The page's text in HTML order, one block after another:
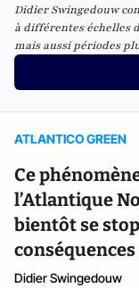
Didier Swingedouw
à différentes échelles
mais aussi périodes
ATLANTICO GREEN
Ce
l’Atlantique
bientôt se
Didier Swingedouw